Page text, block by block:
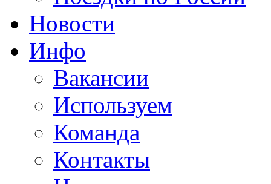
Новости
Инфо
Вакансии
Используем
Команда
Контакты